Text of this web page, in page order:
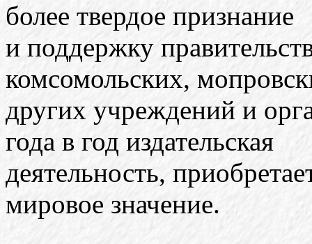
более твердое признание
и поддержку
комсомольских,
других учреждений и
года в год издательская
деятельность,
мировое значение.